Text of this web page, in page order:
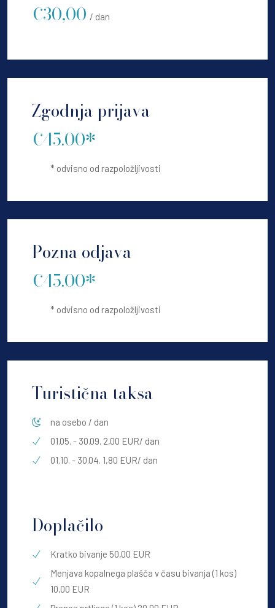
€30,00 / dan
Zgodnja prijava
€45.00*
* odvisno od razpoložljivosti
Pozna odjava
€45.00*
* odvisno od razpoložljivosti
Turistična taksa
na osebo / dan
01.05. - 30.09. 2,00 EUR/ dan
01.10. - 30.04. 1,80 EUR/ dan
Doplačilo
Kratko bivanje 50,00 EUR
Menjava kopalnega plašča v času bivanja (1 kos)
10,00 EUR